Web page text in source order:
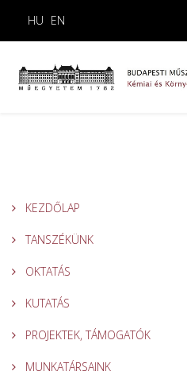
HU EN
KEZDŐLAP
TANSZÉKÜNK
OKTATÁS
KUTATÁS
PROJEKTEK, TÁMOGATÓK
MUNKATÁRSAINK